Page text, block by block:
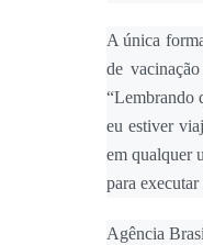
A única
de
“Lembrando
eu estiver
em qualquer
para
Agência